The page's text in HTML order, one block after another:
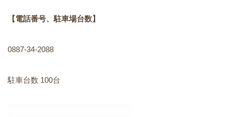
【電話番号、駐車場台数】
0887-34-2088
駐車台数 100台